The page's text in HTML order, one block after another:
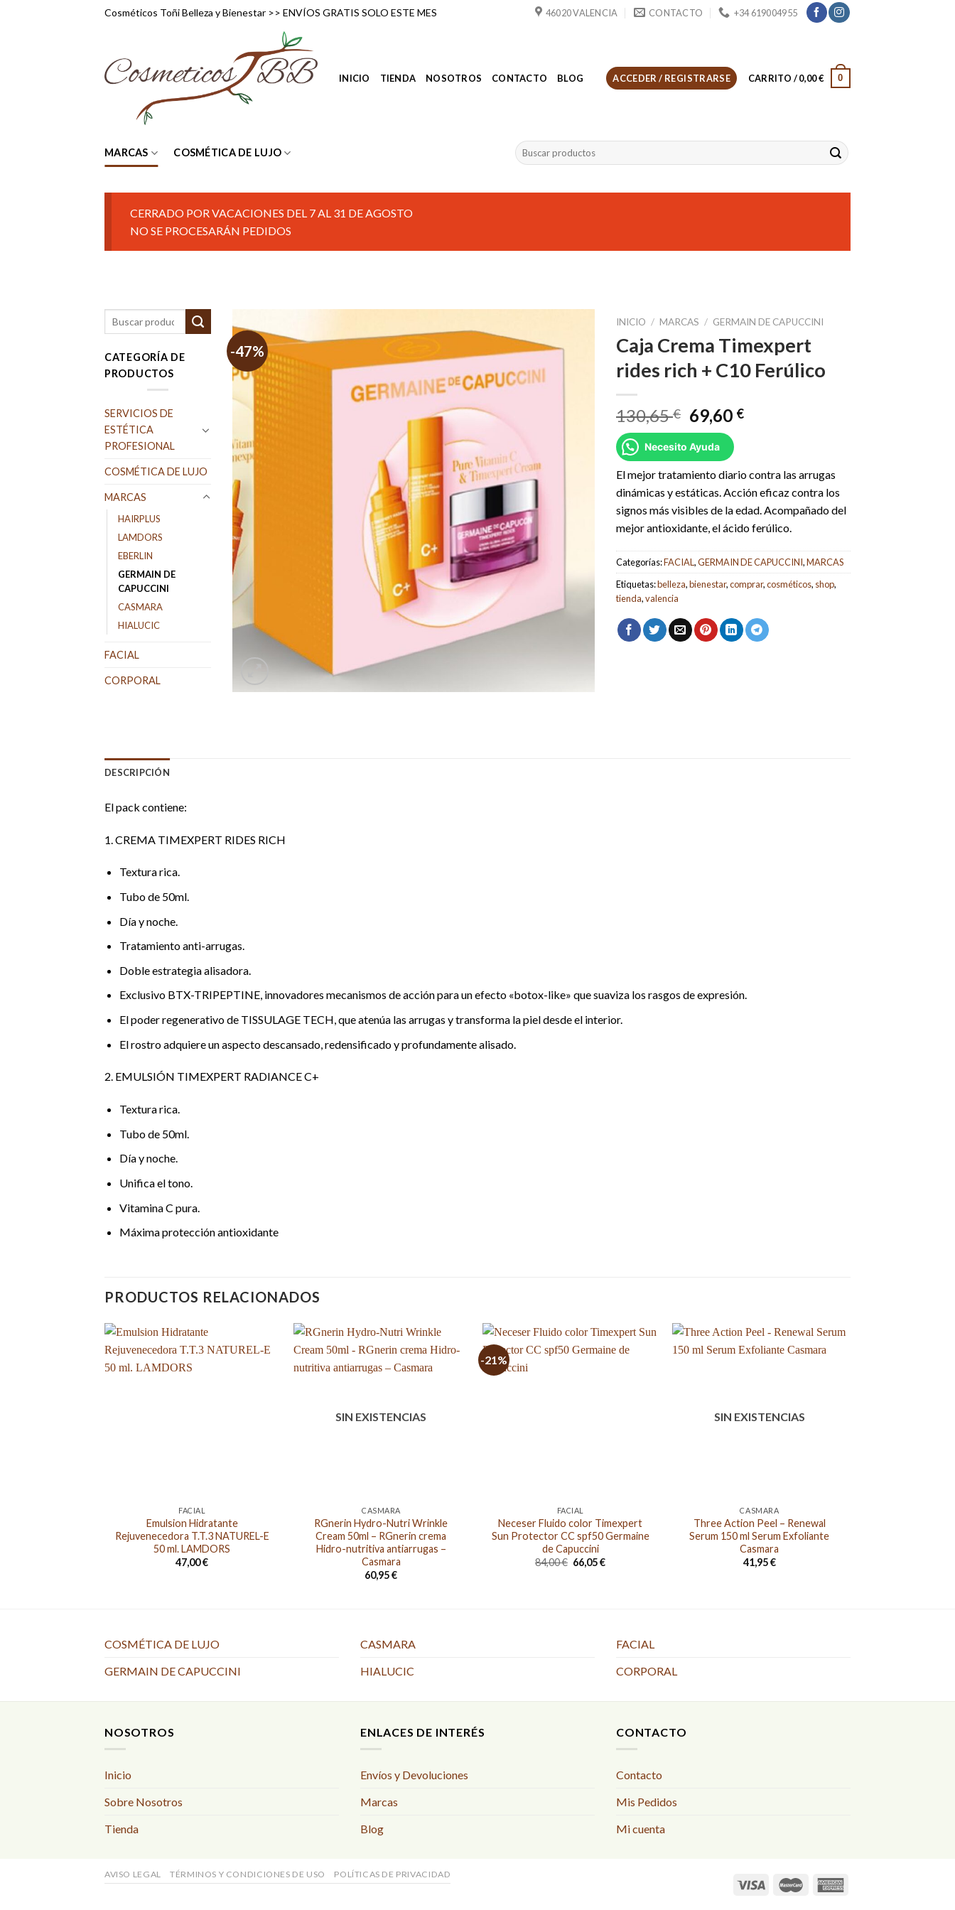
Cosméticos Toñi Belleza y Bienestar >> ENVÍOS GRATIS SOLO ESTE MES 46020 VALENCIA CONTACTO +34 619004955
INICIO TIENDA NOSOTROS CONTACTO BLOG ACCEDER / REGISTRARSE CARRITO /0,00€ 0
MARCAS COSMÉTICA DE LUJO
Buscar
por:
CERRADO POR VACACIONES DEL 7 AL 31 DE AGOSTO
NO SE PROCESARÁN PEDIDOS
CATEGORÍA DE
PRODUCTOS
SERVICIOS DE
ESTÉTICA
PROFESIONAL
COSMÉTICA DE LUJO
MARCAS
HAIRPLUS
LAMDORS
EBERLIN
GERMAIN DE
CAPUCCINI
CASMARA
HIALUCIC
FACIAL
CORPORAL
-47%
INICIO / MARCAS / GERMAIN DE CAPUCCINI
Caja Crema Timexpert
rides rich + C10 Ferúlico
130,65€ El
precio
original
era:
130,65 €.
69,60 €El
69,60 €.
Necesito Ayuda
El mejor tratamiento diario contra las arrugas
dinámicas y estáticas. Acción eficaz contra los
signos más visibles de la edad. Acompañado del
mejor antioxidante, el ácido ferúlico.
Categorías:FACIAL,GERMAIN DE CAPUCCINI,MARCAS
Etiquetas:belleza,bienestar,comprar,cosméticos, shop,
tienda,valencia
DESCRIPCIÓN
El pack contiene:
1. CREMA TIMEXPERT RIDES RICH
Textura rica.
Tubo de 50ml.
Día y noche.
Tratamiento anti-arrugas.
Doble estrategia alisadora.
Exclusivo BTX-TRIPEPTINE, innovadores mecanismos de acción para un efecto «botox-like» que suaviza los rasgos de expresión.
El poder regenerativo de TISSULAGE TECH, que atenúa las arrugas y transforma la piel desde el interior.
El rostro adquiere un aspecto descansado, redensificado y profundamente alisado.
2. EMULSIÓN TIMEXPERT RADIANCE C+
Textura rica.
Tubo de 50ml.
Día y noche.
Unifica el tono.
Vitamina C pura.
Máxima protección antioxidante
PRODUCTOS RELACIONADOS
FACIAL
Emulsion Hidratante
Rejuvenecedora T.T.3 NATUREL-E
50 ml. LAMDORS
47,00€
SIN EXISTENCIAS
CASMARA
RGnerin Hydro-Nutri Wrinkle
Cream 50ml – RGnerin crema
Hidro-nutritiva antiarrugas –
Casmara
60,95€
-21%
FACIAL
Neceser Fluido color Timexpert
Sun Protector CC spf50 Germaine
de Capuccini
84,00€ El
precio
66,05€El
SIN EXISTENCIAS
CASMARA
Three Action Peel – Renewal
Serum 150 ml Serum Exfoliante
Casmara
41,95€
COSMÉTICA DE LUJO
GERMAIN DE CAPUCCINI
CASMARA
HIALUCIC
FACIAL
CORPORAL
NOSOTROS
Inicio
Sobre Nosotros
Tienda
ENLACES DE INTERÉS
Envíos y Devoluciones
Marcas
Blog
CONTACTO
Contacto
Mis Pedidos
Mi cuenta
AVISO LEGAL TÉRMINOS Y CONDICIONES DE USO POLÍTICAS DE PRIVACIDAD